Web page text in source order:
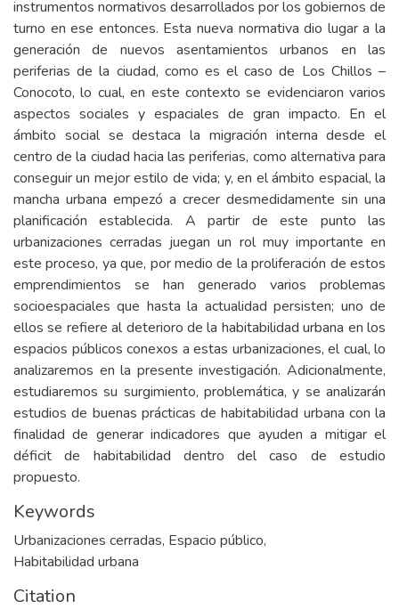
instrumentos normativos desarrollados por los gobiernos de
turno en ese entonces. Esta nueva normativa dio lugar a la
generación de nuevos asentamientos urbanos en las
periferias de la ciudad, como es el caso de Los Chillos –
Conocoto, lo cual, en este contexto se evidenciaron varios
aspectos sociales y espaciales de gran impacto. En el
ámbito social se destaca la migración interna desde el
centro de la ciudad hacia las periferias, como alternativa para
conseguir un mejor estilo de vida; y, en el ámbito espacial, la
mancha urbana empezó a crecer desmedidamente sin una
planificación establecida. A partir de este punto las
urbanizaciones cerradas juegan un rol muy importante en
este proceso, ya que, por medio de la proliferación de estos
emprendimientos se han generado varios problemas
socioespaciales que hasta la actualidad persisten; uno de
ellos se refiere al deterioro de la habitabilidad urbana en los
espacios públicos conexos a estas urbanizaciones, el cual, lo
analizaremos en la presente investigación. Adicionalmente,
estudiaremos su surgimiento, problemática, y se analizarán
estudios de buenas prácticas de habitabilidad urbana con la
finalidad de generar indicadores que ayuden a mitigar el
déficit de habitabilidad dentro del caso de estudio
propuesto.
Keywords
Urbanizaciones cerradas, Espacio público,
Habitabilidad urbana
Citation